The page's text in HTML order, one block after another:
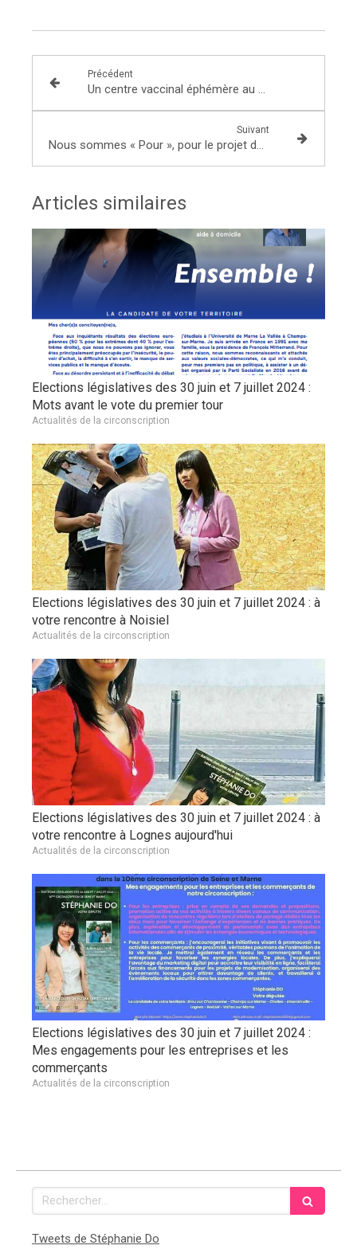
Précédent
Un centre vaccinal éphémère au plus près des Noisieliens !
Suivant
Nous sommes « Pour », pour le projet de loi relatif à la gestion de la crise sanitaire
Articles similaires
Elections législatives des 30 juin et 7 juillet 2024 :
Mots avant le vote du premier tour
Actualités de la circonscription
Elections législatives des 30 juin et 7 juillet 2024 : à
votre rencontre à Noisiel
Actualités de la circonscription
Elections législatives des 30 juin et 7 juillet 2024 : à
votre rencontre à Lognes aujourd'hui
Actualités de la circonscription
Elections législatives des 30 juin et 7 juillet 2024 :
Mes engagements pour les entreprises et les
commerçants
Actualités de la circonscription
Rechercher
Tweets de Stéphanie Do